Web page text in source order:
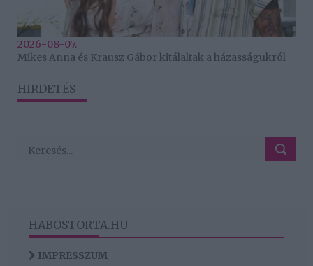
2026-08-07.
Mikes Anna és Krausz Gábor kitálaltak a házasságukról
HIRDETÉS
HABOSTORTA.HU
IMPRESSZUM